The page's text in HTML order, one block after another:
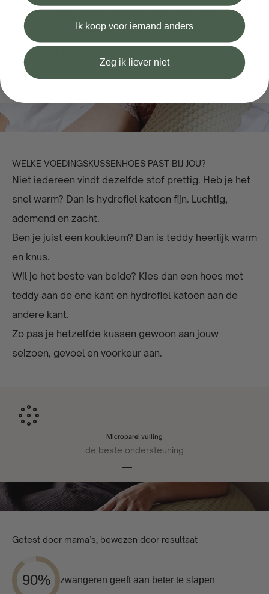
wasbeurt die nét niet op tijd droog is. Met een extra
voedingskussenhoes heb je altijd een schone, frisse
hoes klaar liggen. Geen gedoe. Gewoon wisselen en
door.
WELKE VOEDINGSKUSSENHOES PAST BIJ JOU?
Niet iedereen vindt dezelfde stof prettig. Heb je het
snel warm? Dan is hydrofiel katoen fijn. Luchtig,
ademend en zacht.
Ben je juist een koukleum? Dan is teddy heerlijk warm
en knus.
Wil je het beste van beide? Kies dan een hoes met
teddy aan de ene kant en hydrofiel katoen aan de
andere kant.
Zo pas je hetzelfde kussen gewoon aan jouw
seizoen, gevoel en voorkeur aan.
Microparel vulling
de beste ondersteuning
Getest door mama’s, bewezen door resultaat
90% zwangeren geeft aan beter te slapen
Ik koop voor iemand anders
Zeg ik liever niet